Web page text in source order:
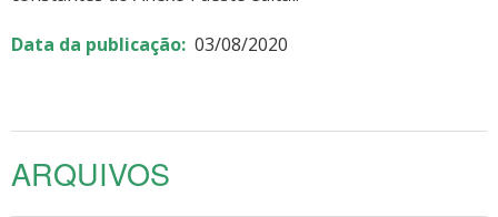
Data da publicação: 03/08/2020
ARQUIVOS